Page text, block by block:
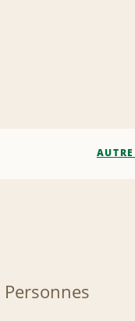
Personnes